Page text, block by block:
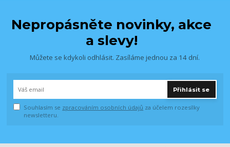
Nepropásněte novinky, akce
a slevy!
Můžete se kdykoli odhlásit. Zasíláme jednou za 14 dní.
Přihlásit se
Souhlasím se zpracováním osobních údajů za účelem rozesílky
newsletteru.